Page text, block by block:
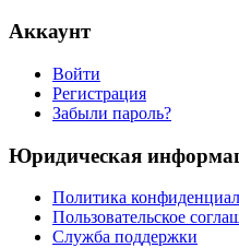
Аккаунт
Войти
Регистрация
Забыли пароль?
Юридическая
Политика
Пользовательское
Служба поддержки